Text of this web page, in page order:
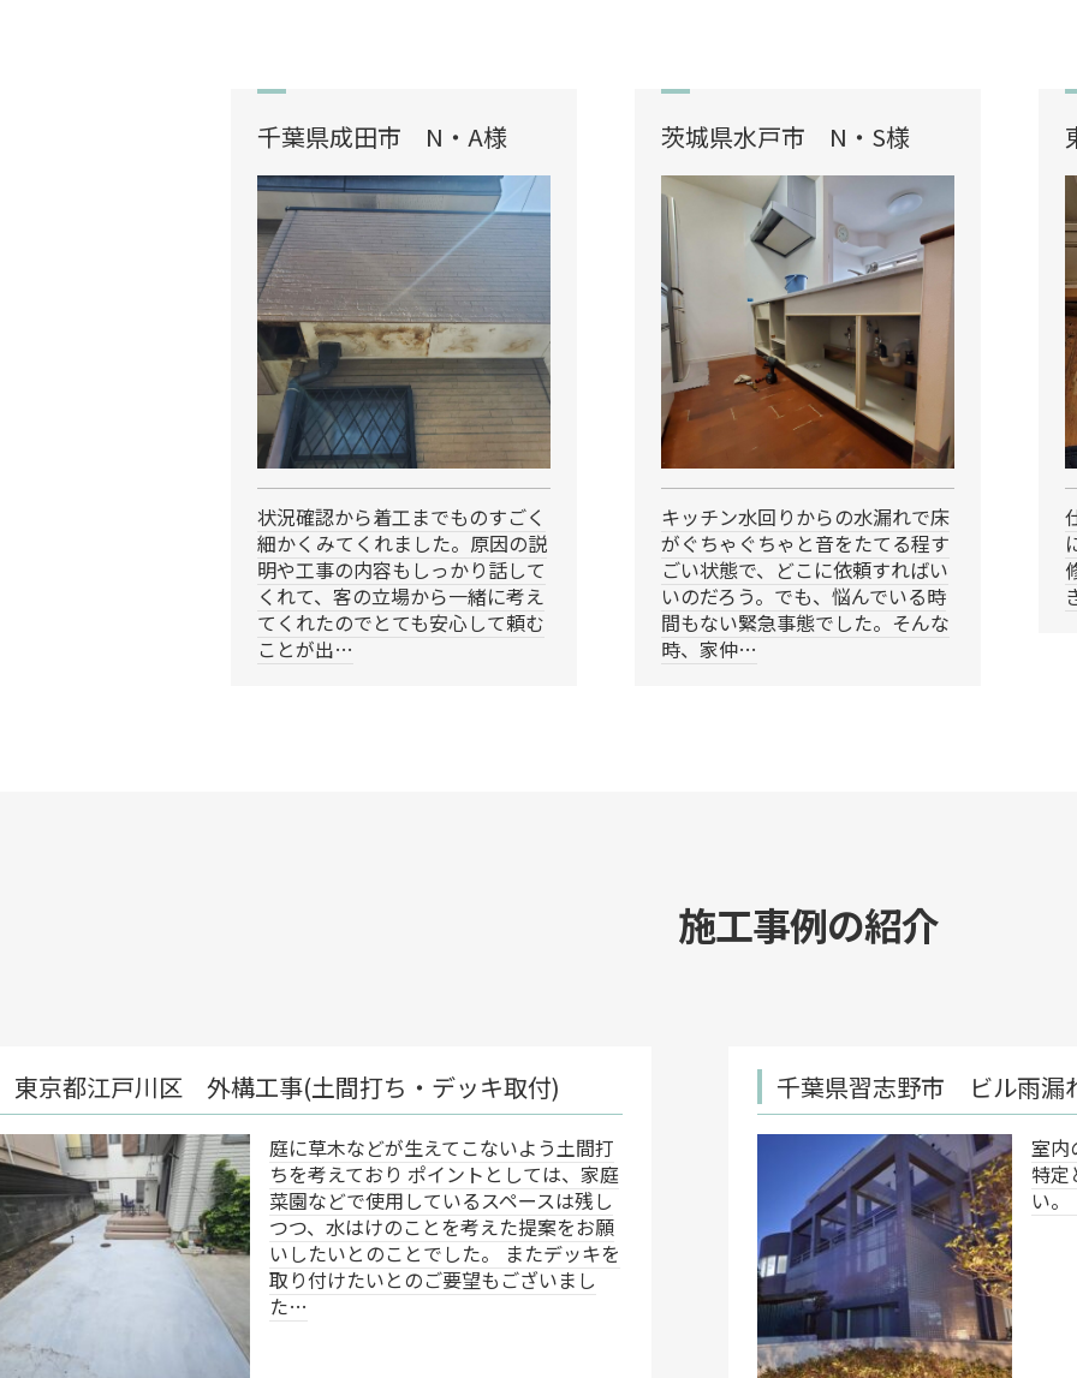
千葉県成田市 N・A様
状況確認から着工までものすごく
細かくみてくれました。原因の説
明や工事の内容もしっかり話して
くれて、客の立場から一緒に考え
てくれたのでとても安心して頼む
ことが出…
茨城県水戸市 N・S様
キッチン水回りからの水漏れで床
がぐちゃぐちゃと音をたてる程す
ごい状態で、どこに依頼すればい
いのだろう。でも、悩んでいる時
間もない緊急事態でした。そんな
時、家仲…
施工事例の紹介
事(土間打ち・デッキ取付)
庭に草木などが生えてこないよう土間打
ちを考えており ポイントとしては、家庭
菜園などで使用しているスペースは残し
つつ、水はけのことを考えた提案をお願
いしたいとのことでした。 またデッキを
取り付けたいとのご要望もございまし
千葉県習志野市 ビル雨漏れ対応
室内のクロスに雨漏れ跡があり、
特定とそれに伴う修繕方法を教え
い。